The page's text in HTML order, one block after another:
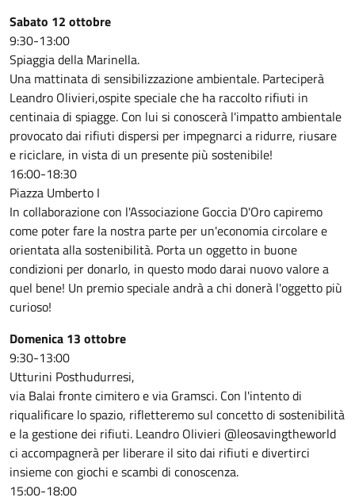
Sabato 12 ottobre
9:30-13:00
Spiaggia della Marinella.
Una mattinata di sensibilizzazione ambientale. Parteciperà
Leandro Olivieri,ospite speciale che ha raccolto rifiuti in
centinaia di spiagge. Con lui si conoscerà l'impatto ambientale
provocato dai rifiuti dispersi per impegnarci a ridurre, riusare
e riciclare, in vista di un presente più sostenibile!
16:00-18:30
Piazza Umberto I
In collaborazione con l'Associazione Goccia D'Oro capiremo
come poter fare la nostra parte per un'economia circolare e
orientata alla sostenibilità. Porta un oggetto in buone
condizioni per donarlo, in questo modo darai nuovo valore a
quel bene! Un premio speciale andrà a chi donerà l'oggetto più
curioso!
Domenica 13 ottobre
9:30-13:00
Utturini Posthudurresi,
via Balai fronte cimitero e via Gramsci. Con l'intento di
riqualificare lo spazio, rifletteremo sul concetto di sostenibilità
e la gestione dei rifiuti. Leandro Olivieri @leosavingtheworld
ci accompagnerà per liberare il sito dai rifiuti e divertirci
insieme con giochi e scambi di conoscenza.
15:00-18:00